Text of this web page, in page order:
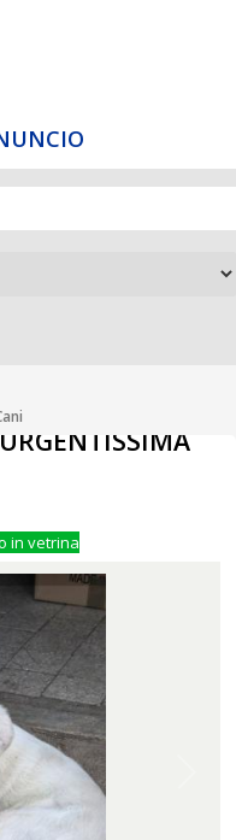
in vetrina